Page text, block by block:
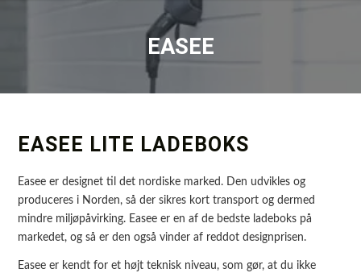
EASEE
EASEE LITE LADEBOKS
Easee er designet til det nordiske marked. Den udvikles og
produceres i Norden, så der sikres kort transport og dermed
mindre miljøpåvirking. Easee er en af de bedste ladeboks på
markedet, og så er den også vinder af reddot designprisen.
Easee er kendt for et højt teknisk niveau, som gør, at du ikke